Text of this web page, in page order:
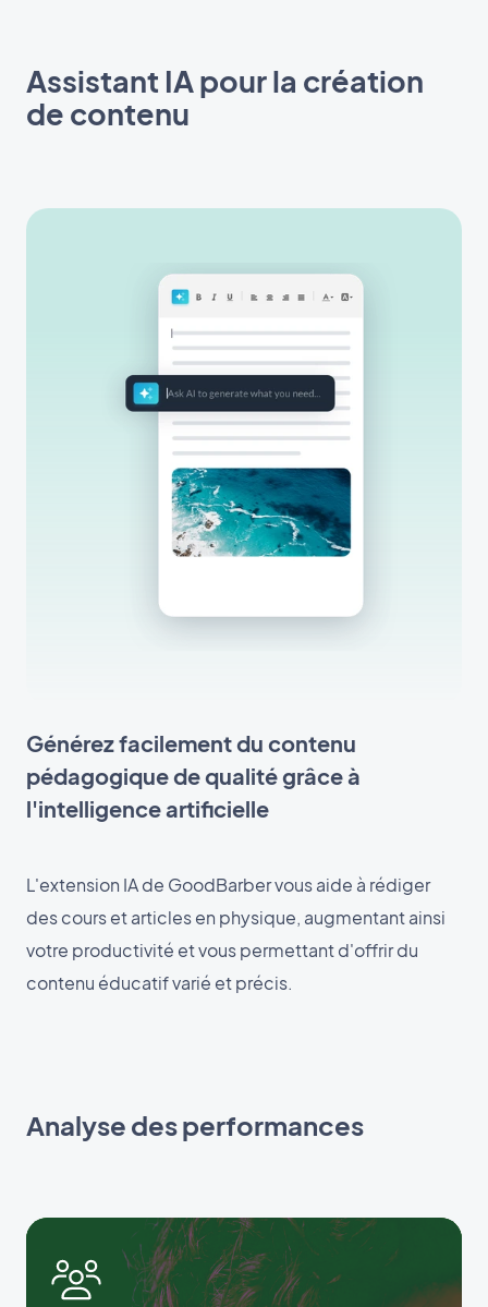
Assistant IA pour la création
de contenu
Générez facilement du contenu
pédagogique de qualité grâce à
l'intelligence artificielle
L'extension IA de GoodBarber vous aide à rédiger
des cours et articles en physique, augmentant ainsi
votre productivité et vous permettant d'offrir du
contenu éducatif varié et précis.
Analyse des performances